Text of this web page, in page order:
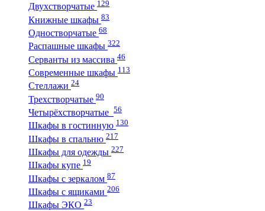
Двухстворчатые 129
Книжные шкафы 83
Одностворчатые 68
Распашные шкафы 322
Серванты из массива 46
Современные шкафы 113
Стеллажи 24
Трехстворчатые 90
Четырёхстворчатые 56
Шкафы в гостинную 130
Шкафы в спальню 217
Шкафы для одежды 227
Шкафы купе 19
Шкафы с зеркалом 87
Шкафы с ящиками 206
Шкафы ЭКО 23